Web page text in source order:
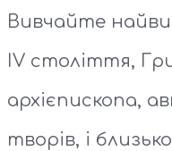
Вивчайте
IV століття,
архієпископа,
творів, і